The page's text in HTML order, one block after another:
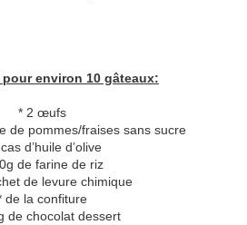
environ 10 gâteaux:
* 2 œufs
de pommes/fraises sans sucre
d’huile d’olive
de farine de riz
de levure chimique
de la confiture
de chocolat dessert